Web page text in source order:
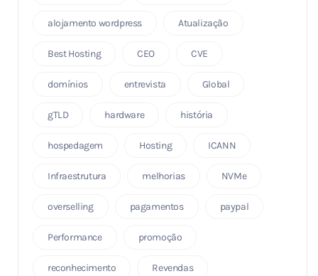
alojamento wordpress Atualização
Best Hosting CEO CVE
domínios entrevista Global
gTLD hardware história
hospedagem Hosting ICANN
Infraestrutura melhorias NVMe
overselling pagamentos paypal
Performance promoção
reconhecimento Revendas